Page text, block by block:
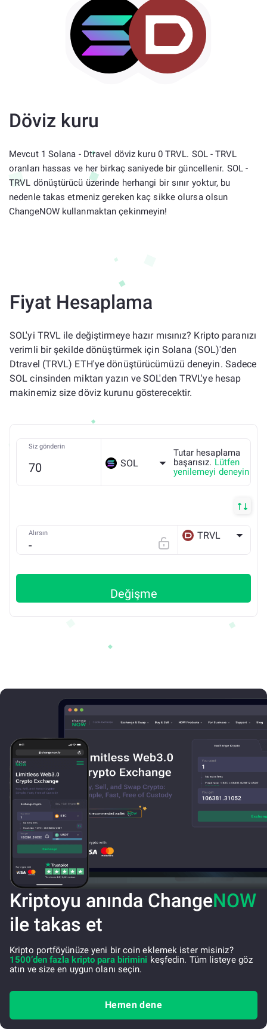
Döviz kuru
Mevcut 1 Solana - Dtravel döviz kuru 0 TRVL. SOL - TRVL
oranları hassas ve her birkaç saniyede bir güncellenir. SOL -
TRVL dönüştürücü üzerinde herhangi bir sınır yoktur, bu
nedenle takas etmeniz gereken kaç sikke olursa olsun
ChangeNOW kullanmaktan çekinmeyin!
Fiyat Hesaplama
SOL'yi TRVL ile değiştirmeye hazır mısınız? Kripto paranızı
verimli bir şekilde dönüştürmek için Solana (SOL)'den
Dtravel (TRVL) ETH'ye dönüştürücümüzü deneyin. Sadece
SOL cinsinden miktarı yazın ve SOL'den TRVL'ye hesap
makinemiz size döviz kurunu gösterecektir.
Siz gönderin
SOL
Tutar hesaplama
başarısız. Lütfen
yenilemeyi deneyin
Alırsın TRVL
Değişme
Kriptoyu anında ChangeNOW
ile takas et
Kripto portföyünüze yeni bir coin eklemek ister misiniz?
1500’den fazla kripto para birimini keşfedin. Tüm listeye göz
atın ve size en uygun olanı seçin.
Hemen dene